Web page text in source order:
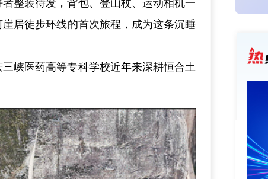
整装待发，背包、登山杖、运动相机一
居徒步环线的首次旅程，成为这条沉睡
峡医药高等专科学校近年来深耕恒合土